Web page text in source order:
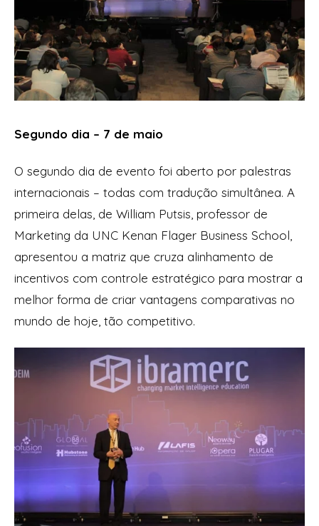
Segundo dia – 7 de maio
O segundo dia de evento foi aberto por palestras
internacionais – todas com tradução simultânea. A
primeira delas, de William Putsis, professor de
Marketing da UNC Kenan Flager Business School
apresentou a matriz que cruza alinhamento de
incentivos com controle estratégico para mostrar a
melhor forma de criar vantagens comparativas no
mundo de hoje, tão competitivo.